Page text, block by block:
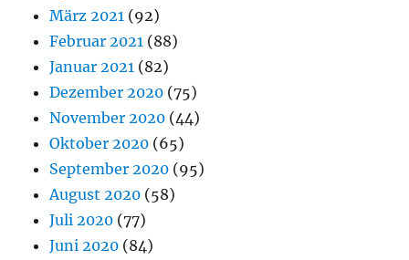
März 2021 (92)
Februar 2021 (88)
Januar 2021 (82)
Dezember 2020 (75)
November 2020 (44)
Oktober 2020 (65)
September 2020 (95)
August 2020 (58)
Juli 2020 (77)
Juni 2020 (84)